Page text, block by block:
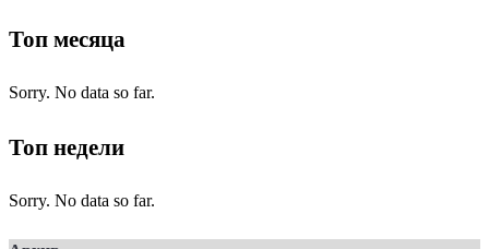
Топ месяца
Sorry. No data so far.
Топ недели
Sorry. No data so far.